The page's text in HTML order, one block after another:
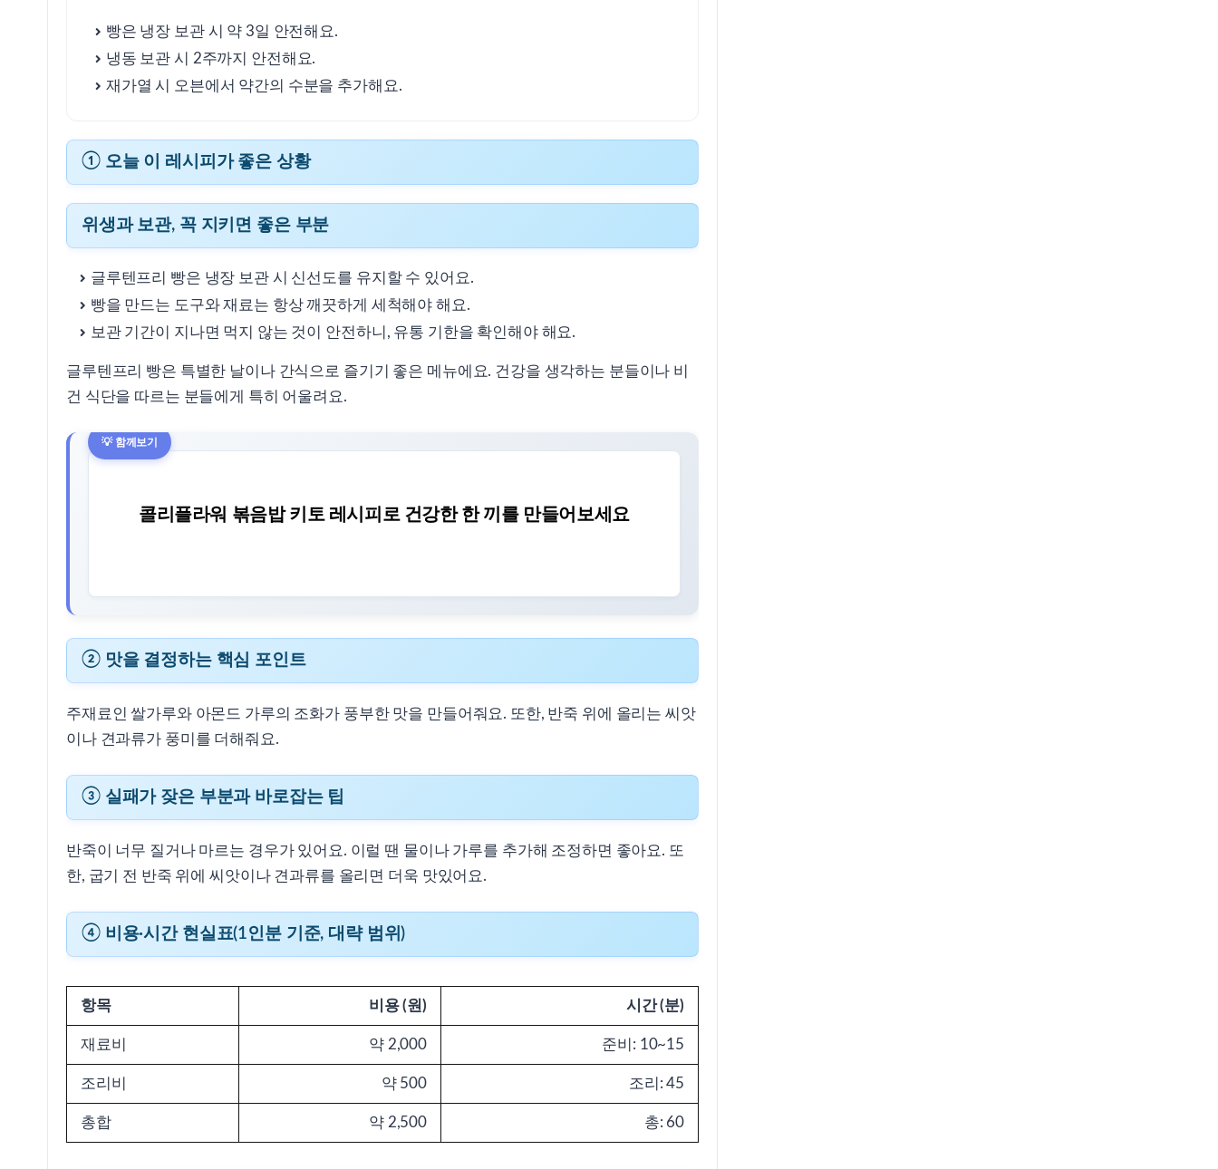
빵은 냉장 보관 시 약 3일 안전해요.
냉동 보관 시 2주까지 안전해요.
재가열 시 오븐에서 약간의 수분을 추가해요.
① 오늘 이 레시피가 좋은 상황
위생과 보관, 꼭 지키면 좋은 부분
글루텐프리 빵은 냉장 보관 시 신선도를 유지할 수 있어요.
빵을 만드는 도구와 재료는 항상 깨끗하게 세척해야 해요.
보관 기간이 지나면 먹지 않는 것이 안전하니, 유통 기한을 확인해야 해요.
글루텐프리 빵은 특별한 날이나 간식으로 즐기기 좋은 메뉴에요. 건강을 생각하는 분들이나 비
건 식단을 따르는 분들에게 특히 어울려요.
콜리플라워 볶음밥 키토 레시피로 건강한 한 끼를 만들어보세요
② 맛을 결정하는 핵심 포인트
주재료인 쌀가루와 아몬드 가루의 조화가 풍부한 맛을 만들어줘요. 또한, 반죽 위에 올리는 씨앗
이나 견과류가 풍미를 더해줘요.
③ 실패가 잦은 부분과 바로잡는 팁
반죽이 너무 질거나 마르는 경우가 있어요. 이럴 땐 물이나 가루를 추가해 조정하면 좋아요. 또
한, 굽기 전 반죽 위에 씨앗이나 견과류를 올리면 더욱 맛있어요.
④ 비용·시간 현실표(1인분 기준, 대략 범위)
항목 비용 (원) 시간 (분)
재료비 약 2,000 준비: 10~15
조리비 약 500 조리: 45
총합 약 2,500 총: 60